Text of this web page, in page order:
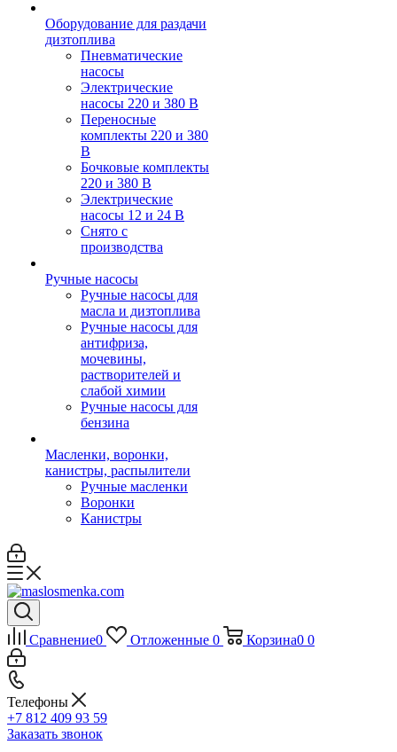
Оборудование для раздачи
дизтоплива
Пневматические
насосы
Электрические
насосы 220 и 380 В
Переносные
комплекты 220 и 380
В
Бочковые комплекты
220 и 380 В
Электрические
насосы 12 и 24 В
Снято с
производства
Ручные насосы
Ручные насосы для
масла и дизтоплива
Ручные насосы для
антифриза,
мочевины,
растворителей и
слабой химии
Ручные насосы для
бензина
Масленки, воронки,
канистры, распылители
Ручные масленки
Воронки
Канистры
Сравнение0 Отложенные 0 Корзина0 0
Телефоны
+7 812 409 93 59
Заказать звонок